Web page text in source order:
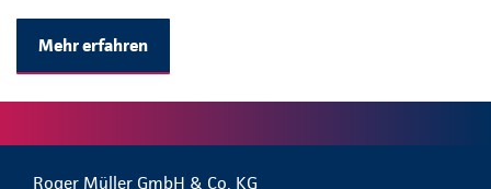
Mehr erfahren
Roger Müller GmbH & Co. KG